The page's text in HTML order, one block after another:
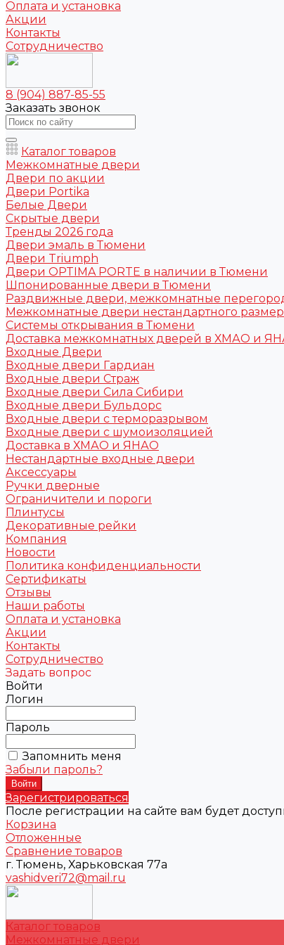
Оплата и установка
Акции
Контакты
Сотрудничество
8 (904) 887-85-55
Заказать звонок
Каталог товаров
Межкомнатные двери
Двери по акции
Двери Portika
Белые Двери
Скрытые двери
Тренды 2026 года
Двери эмаль в Тюмени
Двери Triumph
Двери OPTIMA PORTE в наличии в Тюмени
Шпонированные двери в Тюмени
Раздвижные двери, межкомнатные
Межкомнатные двери нестандартного
Системы открывания в Тюмени
Доставка межкомнатных дверей в ХМАО и
Входные Двери
Входные двери Гардиан
Входные двери Страж
Входные двери Сила Сибири
Входные двери Бульдорс
Входные двери с терморазрывом
Входные двери с шумоизоляцией
Доставка в ХМАО и ЯНАО
Нестандартные входные двери
Аксессуары
Ручки дверные
Ограничители и пороги
Плинтусы
Декоративные рейки
Компания
Новости
Политика конфиденциальности
Сертификаты
Отзывы
Наши работы
Оплата и установка
Акции
Контакты
Сотрудничество
Задать вопрос
Войти
Логин
Пароль
Запомнить меня
Забыли пароль?
Зарегистрироваться
После регистрации на сайте вам будет
Корзина
Отложенные
Сравнение товаров
г. Тюмень, Харьковская 77а
vashidveri72@mail.ru
Каталог товаров
Межкомнатные двери